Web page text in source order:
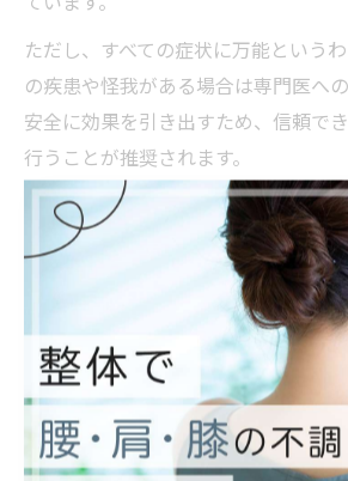
ただし、すべての症状に万能という
の疾患や怪我がある場合は専門医へ
安全に効果を引き出すため、信頼で
行うことが推奨されます。
兼子ただしストレッチのセルフケ
兼子ただしストレッチは、専門店で
自宅や職場でも実践できるセルフケ
が特徴です。セルフケアを取り入れる
の中でも姿勢維持や疲労回復、肩こ
立ちます。特にデスクワーク中心の方
い方には、短時間でできるストレッ